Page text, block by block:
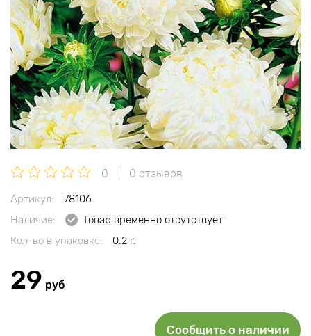
0 0 отзывов
Артикул:
78106
Наличие:
Товар временно отсутствует
Кол-во в упаковке:
0.2 г.
29 руб
Сообщить о наличии